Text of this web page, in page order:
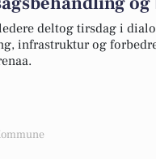
deltog tirsdag i
infrastruktur og